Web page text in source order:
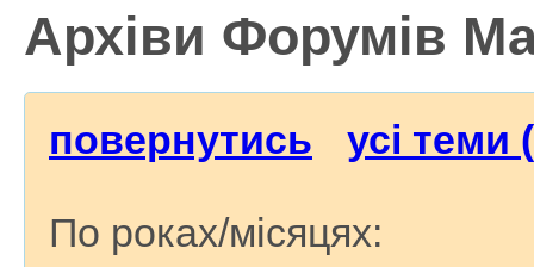
Архіви Форумів
повернутись усі теми
По роках/місяцях: